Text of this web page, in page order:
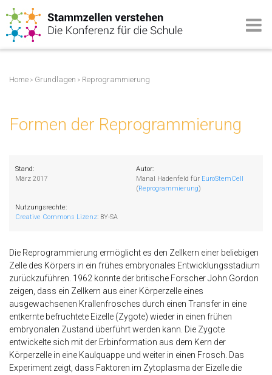
Home > Grundlagen > Reprogrammierung
Formen der Reprogrammierung
Stand:
März 2017
Autor:
Manal Hadenfeld für EuroStemCell
(Reprogrammierung)
Nutzungsrechte:
Creative Commons Lizenz: BY-SA
Die Reprogrammierung ermöglicht es den Zellkern einer beliebigen
Zelle des Körpers in ein frühes embryonales Entwicklungsstadium
zurückzuführen. 1962 konnte der britische Forscher John Gordon
zeigen, dass ein Zellkern aus einer Körperzelle eines
ausgewachsenen Krallenfrosches durch einen Transfer in eine
entkernte befruchtete Eizelle (Zygote) wieder in einen frühen
embryonalen Zustand überführt werden kann. Die Zygote
entwickelte sich mit der Erbinformation aus dem Kern der
Körperzelle in eine Kaulquappe und weiter in einen Frosch. Das
Experiment zeigt, dass Faktoren im Zytoplasma der Eizelle die